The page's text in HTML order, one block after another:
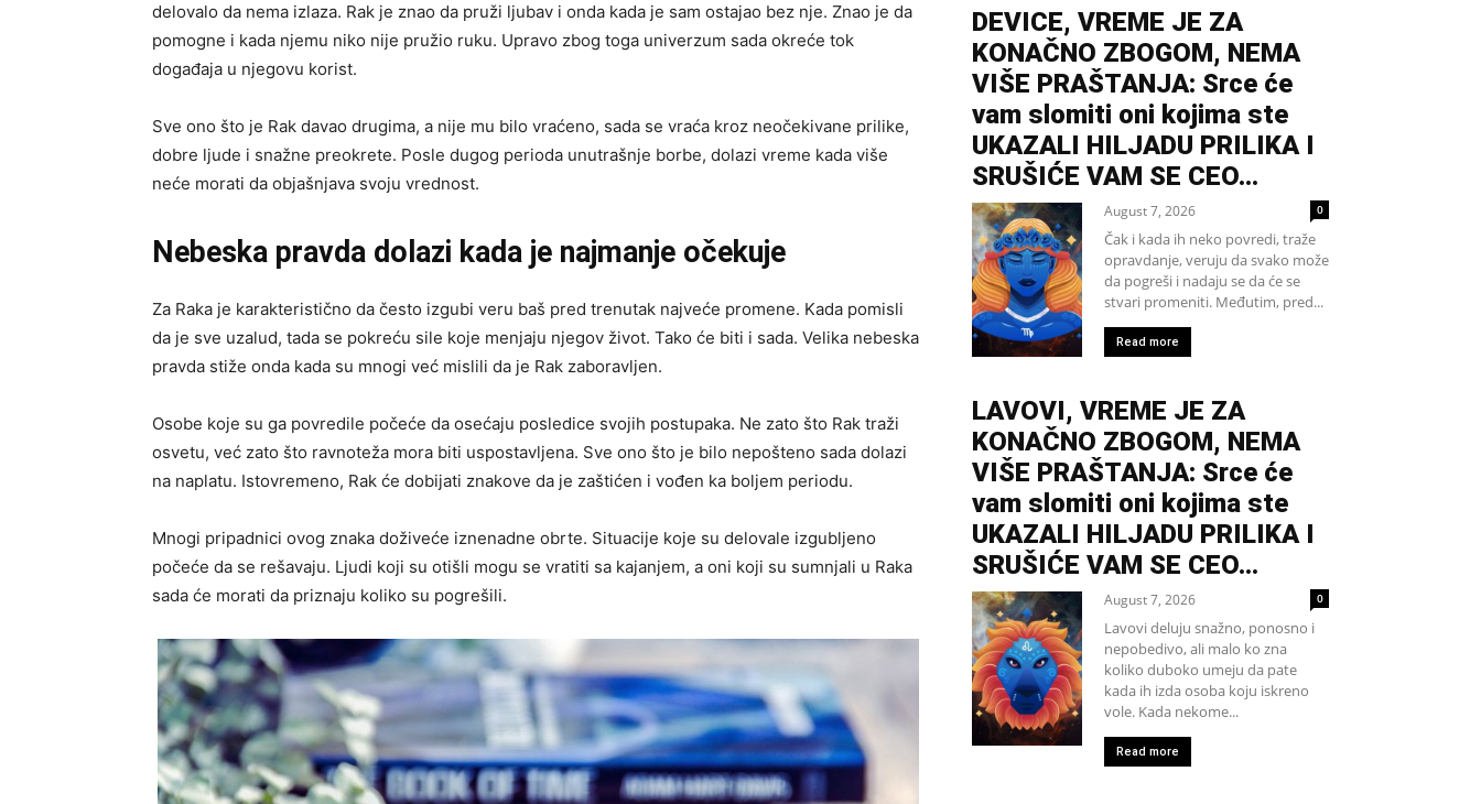
delovalo da nema izlaza. Rak je znao da pruži ljubav i onda kada je sam ostajao bez nje. Znao je da
pomogne i kada njemu niko nije pružio ruku. Upravo zbog toga univerzum sada okreće tok
događaja u njegovu korist.
Sve ono što je Rak davao drugima, a nije mu bilo vraćeno, sada se vraća kroz neočekivane prilike,
dobre ljude i snažne preokrete. Posle dugog perioda unutrašnje borbe, dolazi vreme kada više
neće morati da objašnjava svoju vrednost.
Nebeska pravda dolazi kada je najmanje očekuje
Za Raka je karakteristično da često izgubi veru baš pred trenutak najveće promene. Kada pomisli
da je sve uzalud, tada se pokreću sile koje menjaju njegov život. Tako će biti i sada. Velika nebeska
pravda stiže onda kada su mnogi već mislili da je Rak zaboravljen.
Osobe koje su ga povredile počeće da osećaju posledice svojih postupaka. Ne zato što Rak traži
osvetu, već zato što ravnoteža mora biti uspostavljena. Sve ono što je bilo nepošteno sada dolazi
na naplatu. Istovremeno, Rak će dobijati znakove da je zaštićen i vođen ka boljem periodu.
Mnogi pripadnici ovog znaka doživeće iznenadne obrte. Situacije koje su delovale izgubljeno
počeće da se rešavaju. Ljudi koji su otišli mogu se vratiti sa kajanjem, a oni koji su sumnjali u Raka
sada će morati da priznaju koliko su pogrešili.
DEVICE, VREME JE ZA
KONAČNO ZBOGOM, NEMA
VIŠE PRAŠTANJA: Srce će
vam slomiti oni kojima ste
UKAZALI HILJADU PRILIKA I
SRUŠIĆE VAM SE CEO...
August 7, 2026 0
Čak i kada ih neko povredi, traže
opravdanje, veruju da svako može
da pogreši i nadaju se da će se
stvari promeniti. Međutim, pred...
Read more
LAVOVI, VREME JE ZA
KONAČNO ZBOGOM, NEMA
VIŠE PRAŠTANJA: Srce će
vam slomiti oni kojima ste
UKAZALI HILJADU PRILIKA I
SRUŠIĆE VAM SE CEO...
August 7, 2026 0
Lavovi deluju snažno, ponosno i
nepobedivo, ali malo ko zna
koliko duboko umeju da pate
kada ih izda osoba koju iskreno
vole. Kada nekome...
Read more